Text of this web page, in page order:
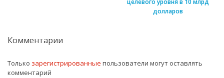
целевого уровня в 10 млрд
долларов
Комментарии
Только зарегистрированные пользователи могут оставлять
комментарий